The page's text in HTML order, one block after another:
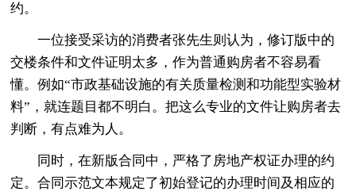
约。
一位接受采访的消费者张先生则认为，修订版中的
交楼条件和文件证明太多，作为普通购房者不容易看
懂。例如“市政基础设施的有关质量检测和功能型实验材
料”，就连题目都不明白。把这么专业的文件让购房者去
判断，有点难为人。
同时，在新版合同中，严格了房地产权证办理的约
定。合同示范文本规定了初始登记的办理时间及相应的